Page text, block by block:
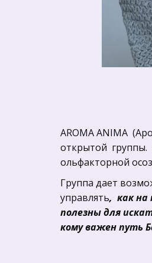
AROMA ANIMA
открытой  группы.
ольфакторной
Группа дает
управлять,  как
полезны для
кому важен путь